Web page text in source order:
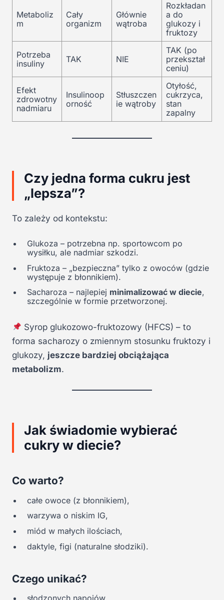
Metaboliz
m
Cały
organizm
Głównie
wątroba
Rozkładan
a do
glukozy i
fruktozy
Potrzeba
insuliny
TAK NIE
TAK (po
przekształ
ceniu)
Efekt
zdrowotny
nadmiaru
Insulinoop
orność
Stłuszczen
ie wątroby
Otyłość,
cukrzyca,
stan
zapalny
Czy jedna forma cukru jest
„lepsza”?
To zależy od kontekstu:
Glukoza – potrzebna np. sportowcom po
wysiłku, ale nadmiar szkodzi.
Fruktoza – „bezpieczna” tylko z owoców (gdzie
występuje z błonnikiem).
Sacharoza – najlepiej minimalizować w diecie,
szczególnie w formie przetworzonej.
Syrop glukozowo-fruktozowy (HFCS) – to
forma sacharozy o zmiennym stosunku fruktozy i
glukozy, jeszcze bardziej obciążająca
metabolizm.
Jak świadomie wybierać
cukry w diecie?
Co warto?
całe owoce (z błonnikiem),
warzywa o niskim IG,
miód w małych ilościach,
daktyle, figi (naturalne słodziki).
Czego unikać?